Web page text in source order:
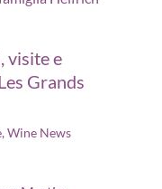
visite e
Grands
,Wine News